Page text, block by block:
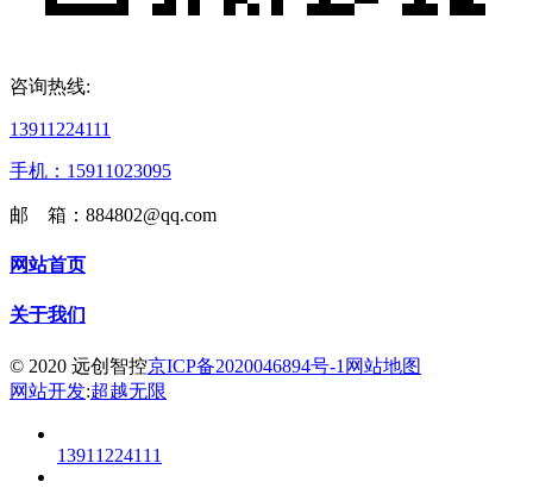
咨询热线:
13911224111
手机：15911023095
邮 箱：884802@qq.com
网站首页
关于我们
© 2020 远创智控京ICP备2020046894号-1 网站地图
网站开发:超越无限
13911224111